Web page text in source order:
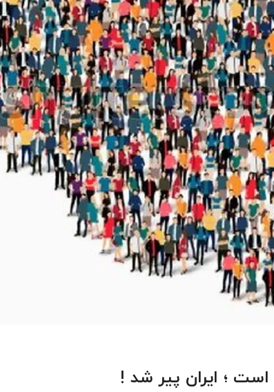
است ؛ ایران پیر شد !